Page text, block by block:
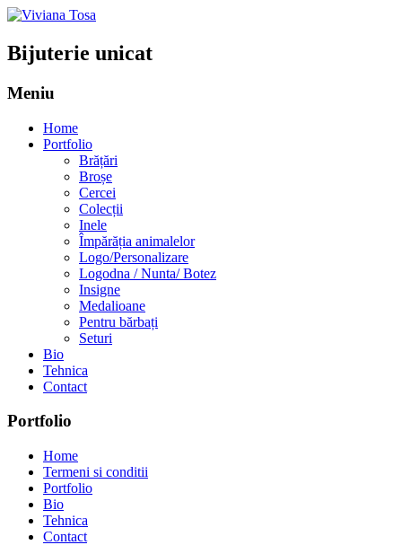
Bijuterie unicat
Meniu
Home
Portfolio
Brățări
Broșe
Cercei
Colecții
Inele
Împărăția animalelor
Logo/Personalizare
Logodna / Nunta/ Botez
Insigne
Medalioane
Pentru bărbați
Seturi
Bio
Tehnica
Contact
Portfolio
Home
Termeni si conditii
Portfolio
Bio
Tehnica
Contact